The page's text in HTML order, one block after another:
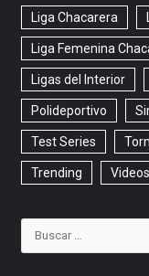
Liga Chacarera
Liga Femenina
Ligas del Interior
Polideportivo
Test Series
Trending Videos